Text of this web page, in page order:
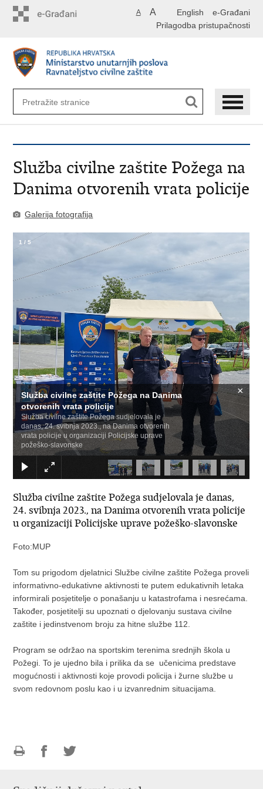
English e-Građani
A A
Prilagodba pristupačnosti
Služba civilne zaštite Požega na
Danima otvorenih vrata policije
Galerija fotografija
Služba civilne zaštite Požega na Danima
otvorenih vrata policije
Služba civilne zaštite Požega sudjelovala je
danas, 24. svibnja 2023., na Danima otvorenih
vrata policije u organizaciji Policijske uprave
požeško-slavonske
×
1 /5
Služba civilne zaštite Požega sudjelovala je danas,
24. svibnja 2023., na Danima otvorenih vrata policije
u organizaciji Policijske uprave požeško-slavonske
Foto:MUP
Tom su prigodom djelatnici Službe civilne zaštite Požega proveli
informativno-edukativne aktivnosti te putem edukativnih letaka
informirali posjetitelje o ponašanju u katastrofama i nesrećama.
Također, posjetitelji su upoznati o djelovanju sustava civilne
zaštite i jedinstvenom broju za hitne službe 112.
Program se održao na sportskim terenima srednjih škola u
Požegi. To je ujedno bila i prilika da se učenicima predstave
mogućnosti i aktivnosti koje provodi policija i žurne službe u
svom redovnom poslu kao i u izvanrednim situacijama.